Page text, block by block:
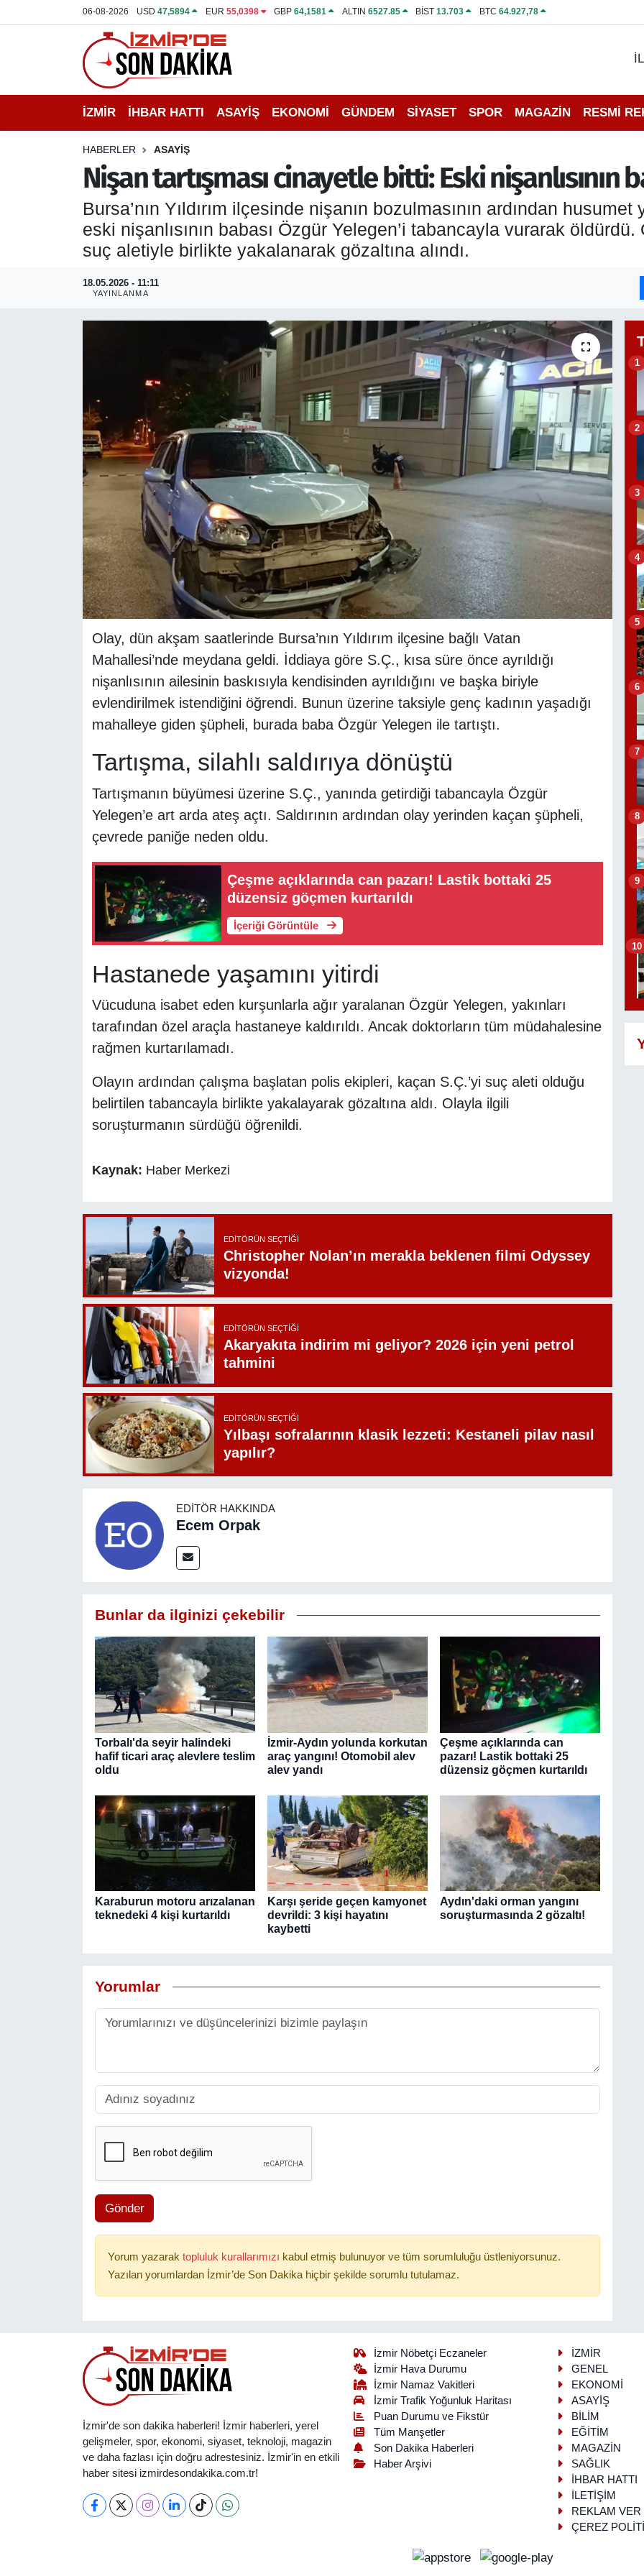
06-08-2026 USD47,5894 EUR 55,0398 GBP64,1581 ALTIN 6527.85 BİST13.703 BTC 64.927,78
İZMİR İHBAR HATTI ASAYİŞ EKONOMİ GÜNDEM SİYASET SPOR MAGAZİN RESMİ
HABERLER ASAYİŞ
Nişan tartışması cinayetle bitti: Eski nişanlısının
Bursa’nın Yıldırım ilçesinde nişanın bozulmasının ardından
eski nişanlısının babası Özgür Yelegen’i tabancayla vurarak
suç aletiyle birlikte yakalanarak gözaltına alındı.
18.05.2026 - 11:11
YAYINLANMA
Olay, dün akşam saatlerinde Bursa’nın Yıldırım ilçesine bağlı Vatan
Mahallesi’nde meydana geldi. İddiaya göre S.Ç., kısa süre önce ayrıldığı
nişanlısının ailesinin baskısıyla kendisinden ayrıldığını ve başka biriyle
evlendirilmek istendiğini öğrendi. Bunun üzerine taksiyle genç kadının yaşadığı
mahalleye giden şüpheli, burada baba Özgür Yelegen ile tartıştı.
Tartışma, silahlı saldırıya dönüştü
Tartışmanın büyümesi üzerine S.Ç., yanında getirdiği tabancayla Özgür
Yelegen’e art arda ateş açtı. Saldırının ardından olay yerinden kaçan şüpheli,
çevrede paniğe neden oldu.
Çeşme açıklarında can pazarı! Lastik bottaki 25
düzensiz göçmen kurtarıldı
İçeriği Görüntüle
Hastanede yaşamını yitirdi
Vücuduna isabet eden kurşunlarla ağır yaralanan Özgür Yelegen, yakınları
tarafından özel araçla hastaneye kaldırıldı. Ancak doktorların tüm müdahalesine
rağmen kurtarılamadı.
Olayın ardından çalışma başlatan polis ekipleri, kaçan S.Ç.’yi suç aleti olduğu
belirtilen tabancayla birlikte yakalayarak gözaltına aldı. Olayla ilgili
soruşturmanın sürdüğü öğrenildi.
Kaynak: Haber Merkezi
EDITÖRÜN SEÇTIĞI
Christopher Nolan’ın merakla beklenen filmi Odyssey
vizyonda!
EDITÖRÜN SEÇTIĞI
Akaryakıta indirim mi geliyor? 2026 için yeni petrol
tahmini
EDITÖRÜN SEÇTIĞI
Yılbaşı sofralarının klasik lezzeti: Kestaneli pilav nasıl
yapılır?
EDITÖR HAKKINDA
Ecem Orpak
Bunlar da ilginizi çekebilir
Torbalı'da seyir halindeki
hafif ticari araç alevlere teslim
oldu
İzmir-Aydın yolunda korkutan
araç yangını! Otomobil alev
alev yandı
Çeşme açıklarında can
pazarı! Lastik bottaki 25
düzensiz göçmen kurtarıldı
Karaburun motoru arızalanan
teknedeki 4 kişi kurtarıldı
Karşı şeride geçen kamyonet
devrildi: 3 kişi hayatını
kaybetti
Aydın'daki orman yangını
soruşturmasında 2 gözaltı!
Yorumlar
Gönder
Yorum yazarak topluluk kurallarımızı kabul etmiş bulunuyor ve tüm sorumluluğu üstleniyorsunuz.
Yazılan yorumlardan İzmir’de Son Dakika hiçbir şekilde sorumlu tutulamaz.
1
2
3
4
5
6
7
8
9
10
İzmir'de son dakika haberleri! İzmir haberleri, yerel
gelişmeler, spor, ekonomi, siyaset, teknoloji, magazin
ve daha fazlası için doğru adrestesiniz. İzmir'in en etkili
haber sitesi izmirdesondakika.com.tr!
İzmir Nöbetçi Eczaneler
İzmir Hava Durumu
İzmir Namaz Vakitleri
İzmir Trafik Yoğunluk Haritası
Puan Durumu ve Fikstür
Tüm Manşetler
Son Dakika Haberleri
Haber Arşivi
İZMİR
GENEL
EKONOMİ
ASAYİŞ
BİLİM
EĞİTİM
MAGAZİN
SAĞLIK
İHBAR HATTI
İLETİŞİM
REKLAM VER
ÇEREZ
İHBAR HATTI
DEPREM
EKONOMİ
SİYASET
İzmir Nöbetçi Eczaneler
İzmir Hava Durumu
İzmir Namaz Vakitleri
İzmir Trafik Yoğunluk Haritası
Puan Durumu ve Fikstür
Tüm Manşetler